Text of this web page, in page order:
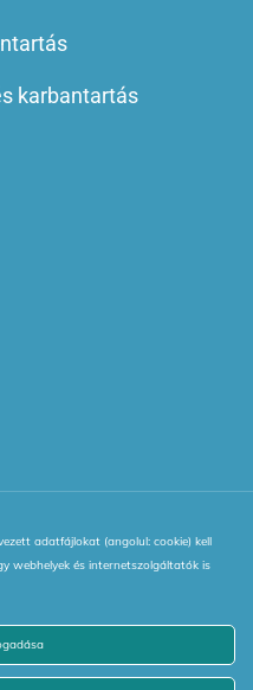
karbantartás
| Webinside Style Kft.
instagram
adatfájlokat (angolul: cookie) kell
webhelyek és internetszolgáltatók is